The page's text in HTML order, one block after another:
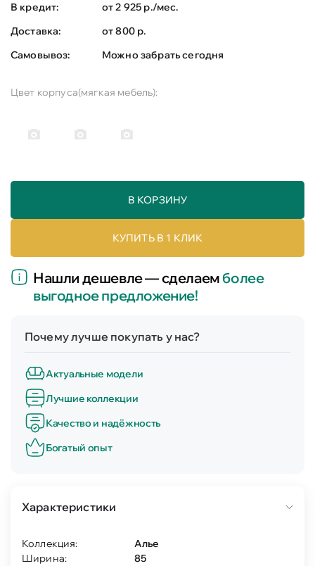
В кредит:
от 2 925 р./мес.
Доставка:
от 800 р.
Самовывоз:
Можно забрать сегодня
Цвет корпуса(мягкая мебель):
В КОРЗИНУ
КУПИТЬ В 1 КЛИК
Нашли дешевле — сделаемболее
выгодное предложение!
Почему лучше покупать у нас?
Актуальные модели
Лучшие коллекции
Качество и надёжность
Богатый опыт
Характеристики
Коллекция:
Алье
Ширина:
85